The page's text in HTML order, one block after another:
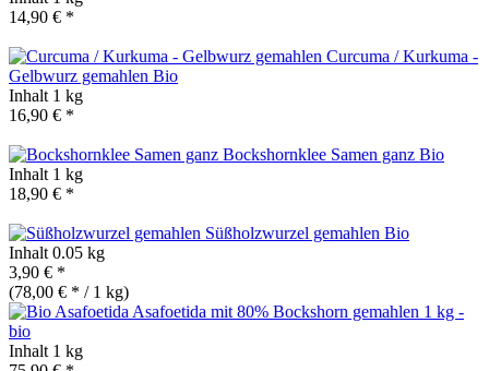
14,90 € *
Curcuma / Kurkuma -
Gelbwurz gemahlen Bio
Inhalt 1 kg
16,90 € *
Bockshornklee Samen ganz Bio
Inhalt 1 kg
18,90 € *
Süßholzwurzel gemahlen Bio
Inhalt 0.05 kg
3,90 € *
(78,00 € * / 1 kg)
Asafoetida mit 80% Bockshorn gemahlen 1 kg -
bio
Inhalt 1 kg